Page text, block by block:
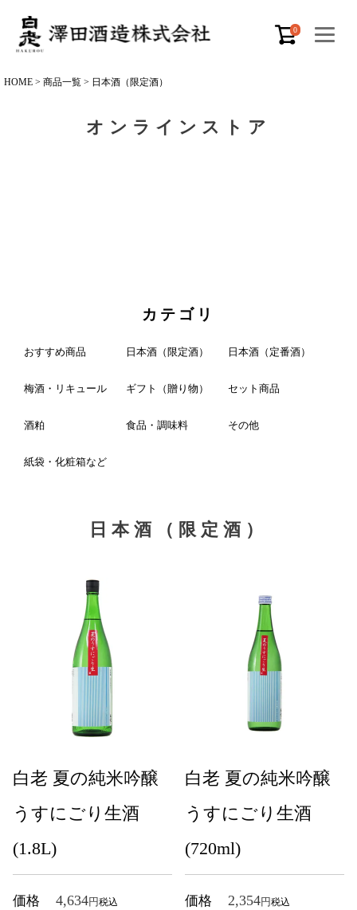
0
HOME 商品一覧 日本酒（限定酒）
オンラインストア
カテゴリ
おすすめ商品 日本酒（限定酒） 日本酒（定番酒）
梅酒・リキュール ギフト（贈り物） セット商品
酒粕 食品・調味料 その他
紙袋・化粧箱など
日本酒（限定酒）
白老 夏の純米吟醸
うすにごり生酒
(1.8L)
価格 4,634 税込
白老 夏の純米吟醸
うすにごり生酒
(720ml)
価格 2,354 税込